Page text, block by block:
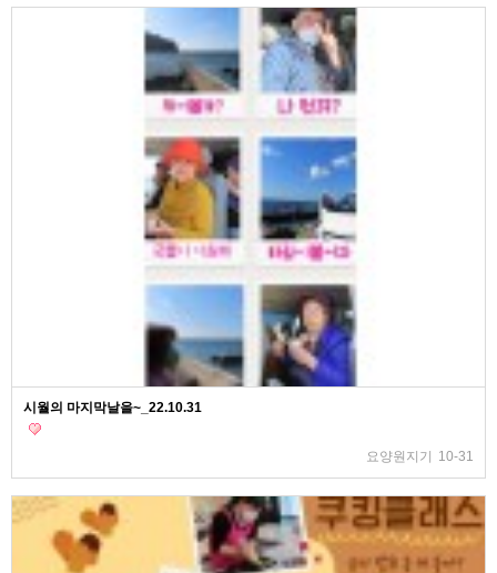
시월의 마지막날을~_22.10.31
요양원지기 10-31